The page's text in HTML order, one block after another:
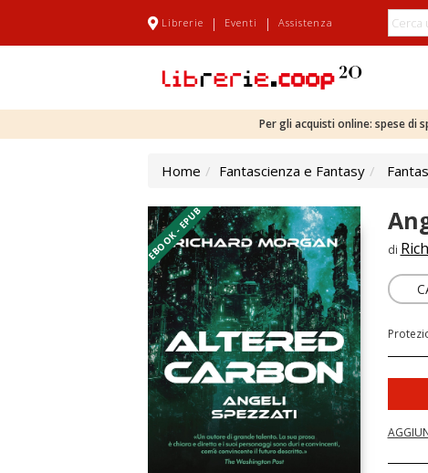
Librerie | Eventi | Assistenza
Per gli acquisti online: spese di
Home Fantascienza e Fantasy
EBOOK - EPUB di